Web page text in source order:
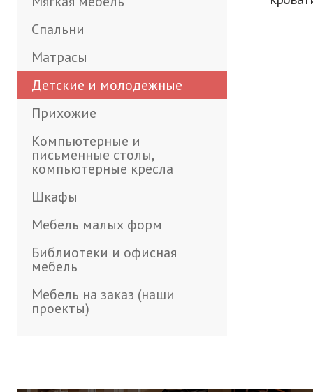
Спальни
Матрасы
Детские и молодежные
Прихожие
Компьютерные и
письменные столы,
компьютерные кресла
Шкафы
Мебель малых форм
Библиотеки и офисная
мебель
Мебель на заказ (наши
проекты)